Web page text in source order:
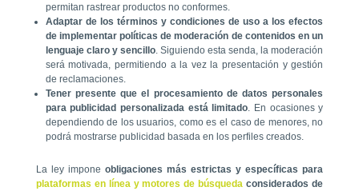
permitan rastrear productos no conformes.
Adaptar de los términos y condiciones de uso a los efectos
de implementar políticas de moderación de contenidos en un
lenguaje claro y sencillo. Siguiendo esta senda, la moderación
será motivada, permitiendo a la vez la presentación y gestión
de reclamaciones.
Tener presente que el procesamiento de datos personales
para publicidad personalizada está limitado . En ocasiones y
dependiendo de los usuarios, como es el caso de menores, no
podrá mostrarse publicidad basada en los perfiles creados.
La ley impone obligaciones más estrictas y específicas para
plataformas en línea y motores de búsqueda considerados de